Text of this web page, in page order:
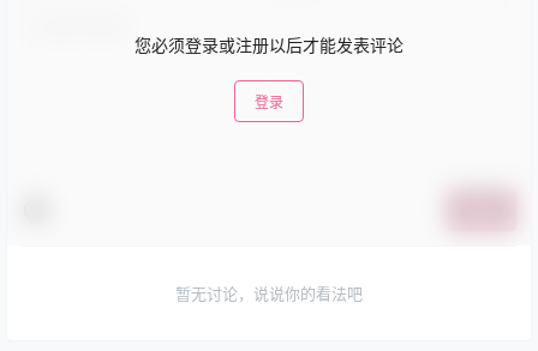
您必须登录或注册以后才能发表评论
登录
暂无讨论，说说你的看法吧